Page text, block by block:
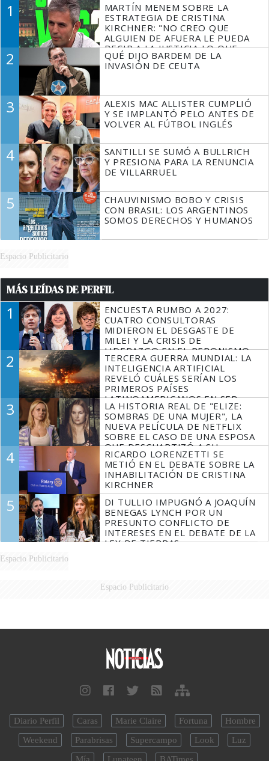
1
MARTÍN MENEM SOBRE LA
ESTRATEGIA DE CRISTINA
KIRCHNER: "NO CREO QUE
ALGUIEN DE AFUERA LE PUEDA
DECIR A LA JUSTICIA LO QUE
TIENE QUE HACER"
2
QUÉ DIJO BARDEM DE LA
INVASIÓN DE CEUTA
3
ALEXIS MAC ALLISTER CUMPLIÓ
Y SE IMPLANTÓ PELO ANTES DE
VOLVER AL FÚTBOL INGLÉS
4
SANTILLI SE SUMÓ A BULLRICH
Y PRESIONA PARA LA RENUNCIA
DE VILLARRUEL
5
CHAUVINISMO BOBO Y CRISIS
CON BRASIL: LOS ARGENTINOS
SOMOS DERECHOS Y HUMANOS
Espacio Publicitario
MÁS LEÍDAS DE PERFIL
1
ENCUESTA RUMBO A 2027:
CUATRO CONSULTORAS
MIDIERON EL DESGASTE DE
MILEI Y LA CRISIS DE
LIDERAZGO EN EL PERONISMO
2
TERCERA GUERRA MUNDIAL: LA
INTELIGENCIA ARTIFICIAL
REVELÓ CUÁLES SERÍAN LOS
PRIMEROS PAÍSES
LATINOAMERICANOS EN SER
DERROTADOS
3
LA HISTORIA REAL DE "ELIZE:
SOMBRAS DE UNA MUJER", LA
NUEVA PELÍCULA DE NETFLIX
SOBRE EL CASO DE UNA ESPOSA
QUE DESCUARTIZÓ A SU
MARIDO
4
RICARDO LORENZETTI SE
METIÓ EN EL DEBATE SOBRE LA
INHABILITACIÓN DE CRISTINA
KIRCHNER
5
DI TULLIO IMPUGNÓ A JOAQUÍN
BENEGAS LYNCH POR UN
PRESUNTO CONFLICTO DE
INTERESES EN EL DEBATE DE LA
LEY DE TIERRAS
Espacio Publicitario
Espacio Publicitario
Diario Perfil Caras Marie Claire Fortuna
Hombre
Weekend
Parabrisas Supercampo Look
Luz